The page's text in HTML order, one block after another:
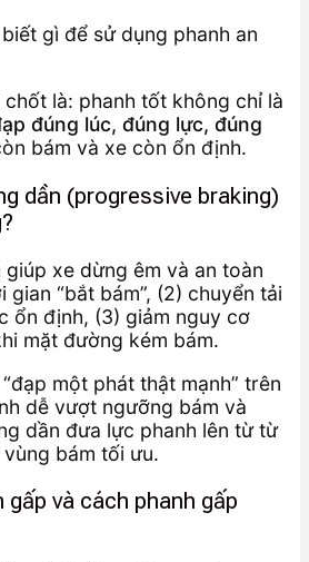
là: phanh tốt không chỉ là
đúng lúc, đúng lực, đúng
bám và xe còn ổn định.
dần (progressive braking)
xe dừng êm và an toàn
gian “bắt bám”, (2) chuyển tải
ổn định, (3) giảm nguy cơ
mặt đường kém bám.
một phát thật mạnh” trên
dễ vượt ngưỡng bám và
dần đưa lực phanh lên từ từ
bám tối ưu.
gấp và cách phanh gấp